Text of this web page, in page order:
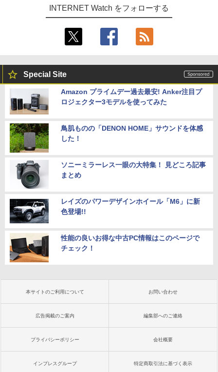
INTERNET Watch をフォローする
Special Site
Amazon プライムデー過去最安! Anker注目プ
ロジェクター3モデルを使ってみた
鳥肌ものの「DENON HOME」サウンドを体感
した！
ソニーミラーレス一眼の大特集！ 見どころ記事
まとめ
レイズのパワーデザインホイール「M6」に新
色登場!!
性能の良いお得な中古PC情報はこのページで
チェック！
本サイトのご利用について お問い合わせ
広告掲載のご案内 編集部へのご連絡
プライバシーポリシー 会社概要
インプレスグループ 特定商取引法に基づく表示